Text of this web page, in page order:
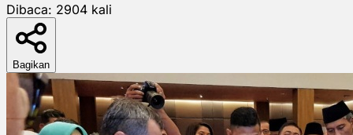
Dibaca: 2904 kali
Bagikan